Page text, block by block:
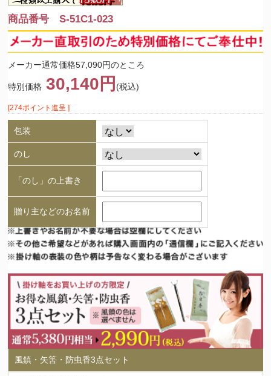
商品番号 S-51C1-023
メーカー通常価格57,090円のところ
特別価格 30,140円 (税込)
[274ポイント進呈 ]
包装
のし
「のし」の上書き
贈り主などのお名前
風鎮・矢筈・防虫香3点セット